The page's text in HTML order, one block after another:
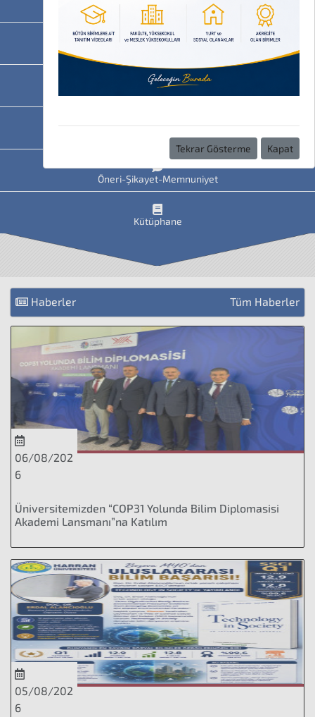
OBS
HAVİS
Uzaktan Eğitim
Öneri-Şikayet-Memnuniyet
Kütüphane
Haberler Tüm Haberler
06/08/202
6
Üniversitemizden “COP31 Yolunda Bilim Diplomasisi
Akademi Lansmanı”na Katılım
05/08/202
6
Tekrar Gösterme Kapat